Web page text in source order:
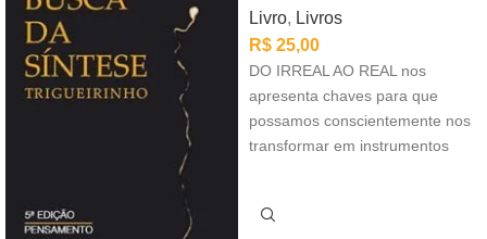
Livro, Livros
R$ 25,00
DO IRREAL AO REAL nos
apresenta chaves para que
possamos conscientemente nos
transformar em instrumentos